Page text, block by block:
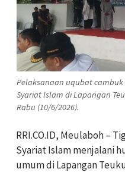
Pelaksanaan uqubat
Syariat Islam di Lapangan
Rabu (10/6/2026).
RRI.CO.ID, Meulaboh –
Syariat Islam menjalani
umum di Lapangan